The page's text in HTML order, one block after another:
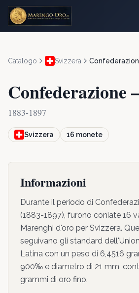
Catalogo Svizzera
Confederazione
1883-1897
Svizzera 16 monete
Informazioni
Durante il periodo di
(1883-1897), furono coniate 16
Marenghi d'oro per Svizzera.
seguivano gli standard
Latina con un peso di 6,4516
900‰ e diametro di 21 mm,
grammi di oro fino.